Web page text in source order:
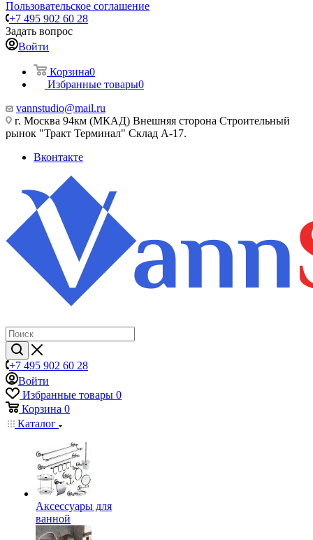
Пользовательское соглашение
+7 495 902 60 28
Задать вопрос
Войти
Корзина0
Избранные товары0
vannstudio@mail.ru
г. Москва 94км (МКАД) Внешняя сторона Строительный
рынок "Тракт Терминал" Склад А-17.
Вконтакте
+7 495 902 60 28
Войти
Избранные товары 0
Корзина 0
Каталог
Аксессуары для
ванной